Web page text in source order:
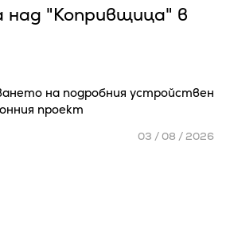
"Копривщица" в
на подробния устройствен
проект
03 / 08 / 2026